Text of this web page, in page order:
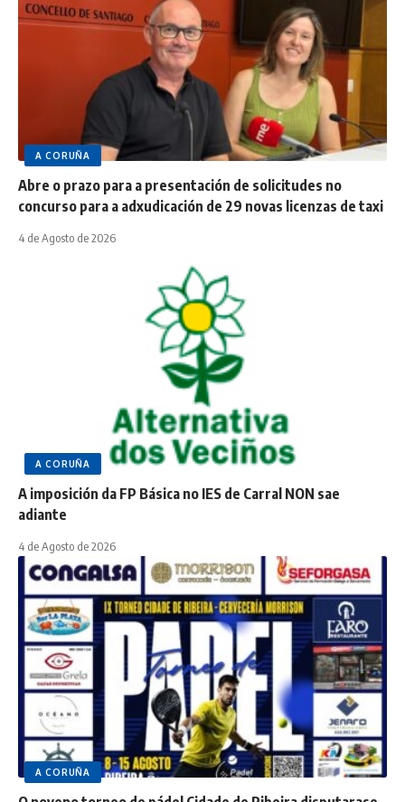
A CORUÑA
Abre o prazo para a presentación de solicitudes no
concurso para a adxudicación de 29 novas licenzas de taxi
4 de Agosto de 2026
A CORUÑA
A imposición da FP Básica no IES de Carral NON sae
adiante
4 de Agosto de 2026
A CORUÑA